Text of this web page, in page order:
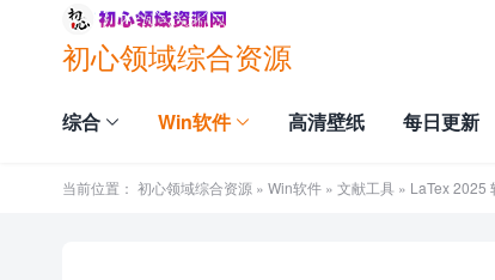
初心领域综合资源
综合 Win软件 高清壁纸 每日更新
当前位置： 初心领域综合资源 » Win软件 » 文献工具 » LaTex 2025